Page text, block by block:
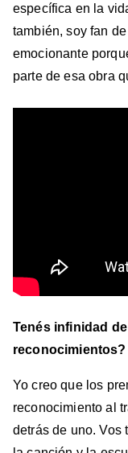
específica en la
también, soy fan
emocionante
parte de esa obra
Tenés infinidad
reconocimientos?
Yo creo que los
reconocimiento al
detrás de uno. Vos